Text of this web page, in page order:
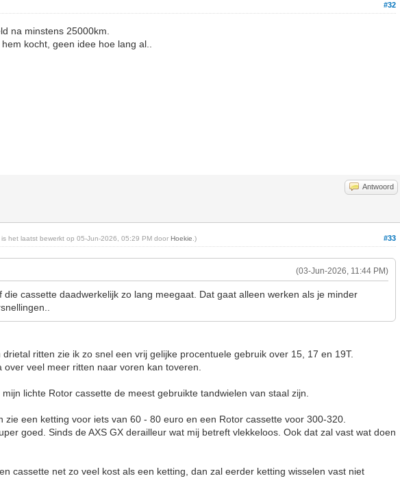
#32
na minstens 25000km.
kocht, geen idee hoe lang al..
Antwoord
#33
is het laatst bewerkt op 05-Jun-2026, 05:29 PM doorHoekie .)
(03-Jun-2026, 11:44 PM)
die cassette daadwerkelijk zo lang meegaat. Dat gaat alleen werken als je minder
ritten zie ik zo snel een vrij gelijke procentuele gebruik over 15, 17 en 19T.
veel meer ritten naar voren kan toveren.
lichte Rotor cassette de meest gebruikte tandwielen van staal zijn.
zie een ketting voor iets van 60 - 80 euro en een Rotor cassette voor 300-320.
goed. Sinds de AXS GX derailleur wat mij betreft vlekkeloos. Ook dat zal vast wat doen
cassette net zo veel kost als een ketting, dan zal eerder ketting wisselen vast niet